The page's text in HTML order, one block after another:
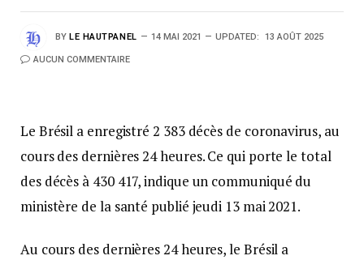
BY LE HAUTPANEL 14 MAI 2021 UPDATED: 13 AOÛT 2025
AUCUN COMMENTAIRE
Le Brésil a enregistré 2 383 décès de coronavirus, au
cours des dernières 24 heures. Ce qui porte le total
des décès à 430 417, indique un communiqué du
ministère de la santé publié jeudi 13 mai 2021.
Au cours des dernières 24 heures, le Brésil a